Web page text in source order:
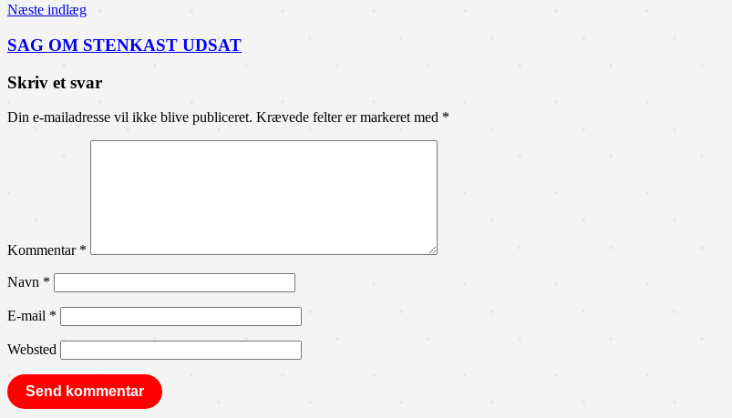
Næste indlæg
SAG OM STENKAST UDSAT
Skriv et svar
Din e-mailadresse vil ikke blive publiceret. Krævede felter er markeret med *
Kommentar *
Navn *
E-mail *
Websted